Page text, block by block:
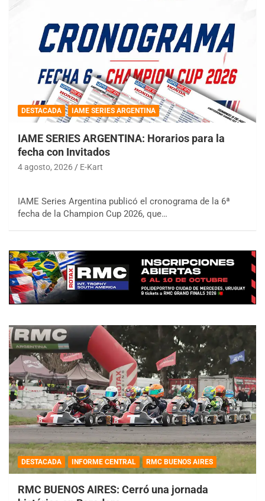
DESTACADA IAME SERIES ARGENTINA
IAME SERIES ARGENTINA: Horarios para la
fecha con Invitados
4 agosto, 2026 E-Kart
IAME Series Argentina publicó el cronograma de la 6ª
fecha de la Champion Cup 2026, que…
DESTACADA INFORME CENTRAL RMC BUENOS AIRES
RMC BUENOS AIRES: Cerró una jornada